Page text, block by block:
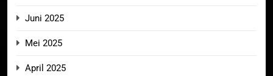
Juni 2025
Mei 2025
April 2025